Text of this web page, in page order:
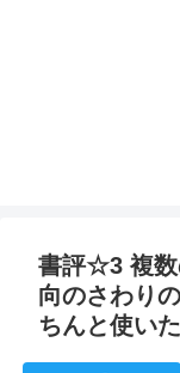
書評☆3 複数
向のさわり
ちんと使い